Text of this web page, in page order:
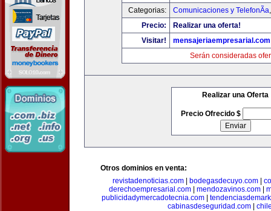
Categorias:
Comunicaciones y TelefonÃ­a
Precio:
Realizar una oferta!
Visitar!
mensajeriaempresarial.com
Serán consideradas
Realizar una Oferta
Precio Ofrecido $
Otros dominios en venta:
revistadenoticias.com
bodegasdecuyo.com
derechoempresarial.com
mendozavinos.com
publicidadymercadotecnia.com|
cabinasdeseguridad.com